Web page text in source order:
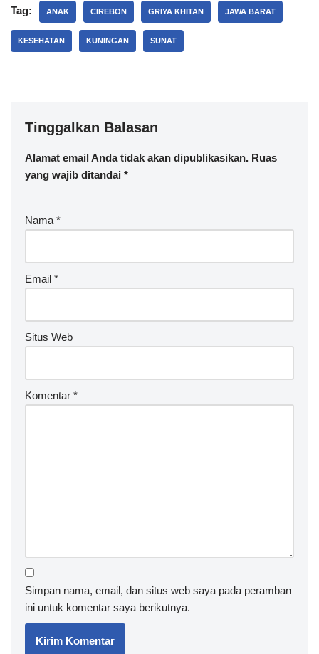
Tag: ANAK CIREBON GRIYA KHITAN JAWA BARAT
KESEHATAN KUNINGAN SUNAT
Tinggalkan Balasan
Alamat email Anda tidak akan dipublikasikan. Ruas
yang wajib ditandai *
Nama *
Email *
Situs Web
Komentar *
Simpan nama, email, dan situs web saya pada peramban
ini untuk komentar saya berikutnya.